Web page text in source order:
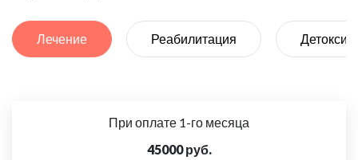
Лечение Реабилитация
При оплате 1-го месяца
45000 руб.